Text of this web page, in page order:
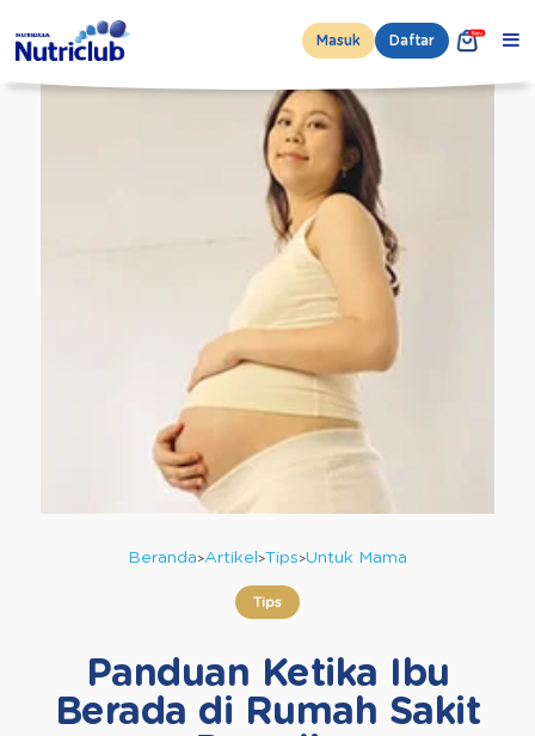
Masuk Daftar
Beranda Artikel Tips Untuk Mama
Tips
Panduan Ketika Ibu
Berada di Rumah Sakit